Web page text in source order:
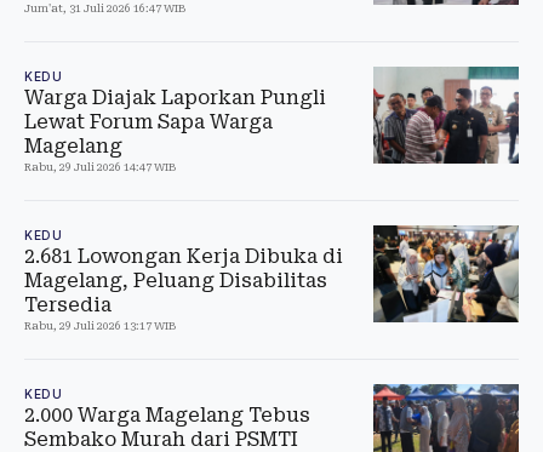
Jum'at, 31 Juli 2026 16:47 WIB
KEDU
Warga Diajak Laporkan Pungli
Lewat Forum Sapa Warga
Magelang
Rabu, 29 Juli 2026 14:47 WIB
KEDU
2.681 Lowongan Kerja Dibuka di
Magelang, Peluang Disabilitas
Tersedia
Rabu, 29 Juli 2026 13:17 WIB
KEDU
2.000 Warga Magelang Tebus
Sembako Murah dari PSMTI